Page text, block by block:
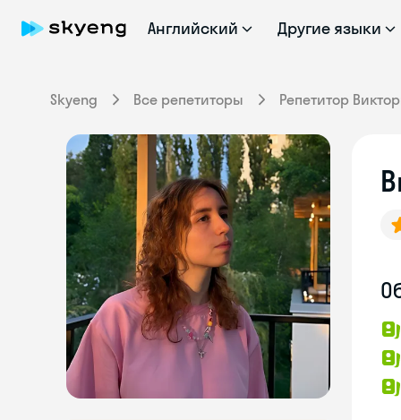
Английский Другие языки
Skyeng Все репетиторы Репетитор